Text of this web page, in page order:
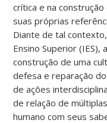
crítica e na
suas próprias
Diante de tal
Ensino Superior (IES),
construção de uma
defesa e reparação
de ações
de relação de
humano com seus